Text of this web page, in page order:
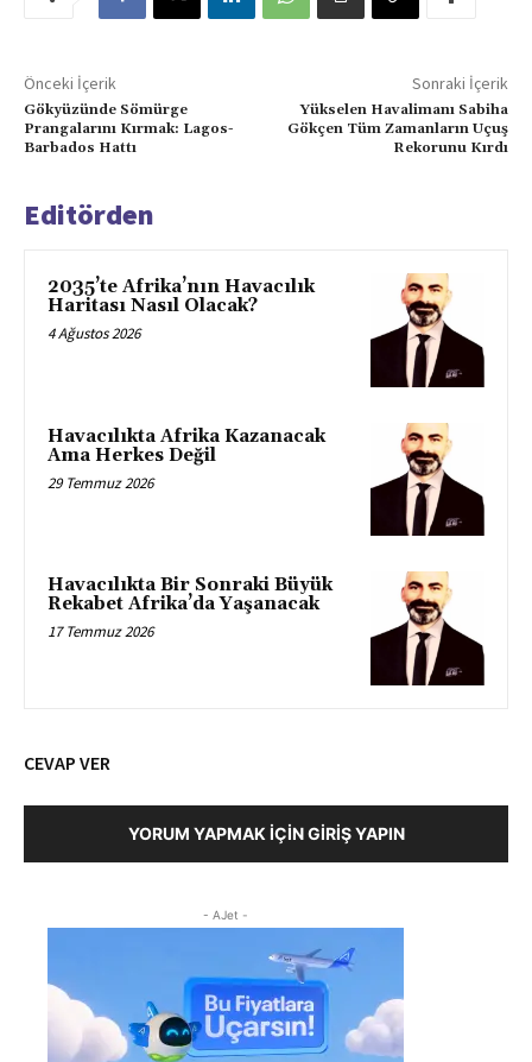
Önceki İçerik
Gökyüzünde Sömürge
Prangalarını Kırmak: Lagos-
Barbados Hattı
Sonraki İçerik
Yükselen Havalimanı Sabiha
Gökçen Tüm Zamanların Uçuş
Rekorunu Kırdı
Editörden
2035’te Afrika’nın Havacılık
Haritası Nasıl Olacak?
4 Ağustos 2026
Havacılıkta Afrika Kazanacak
Ama Herkes Değil
29 Temmuz 2026
Havacılıkta Bir Sonraki Büyük
Rekabet Afrika’da Yaşanacak
17 Temmuz 2026
CEVAP VER
YORUM YAPMAK İÇIN GIRIŞ YAPIN
- AJet -